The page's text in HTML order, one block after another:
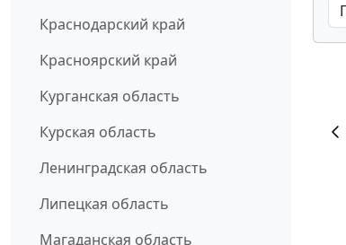
Краснодарский край
Красноярский край
Курганская область
Курская область
Ленинградская область
Липецкая область
Магаданская область